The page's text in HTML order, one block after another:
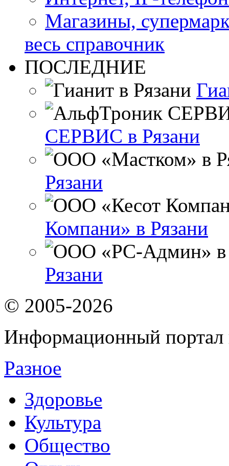
Магазины,
весь справочник
ПОСЛЕДНИЕ
СЕРВИС в Рязани
Рязани
Компани» в Рязани
Рязани
© 2005-2026
Информационный портал
Разное
Здоровье
Культура
Общество